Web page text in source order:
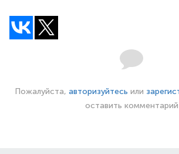
Пожалуйста, авторизуйтесь или
оставить комментарий